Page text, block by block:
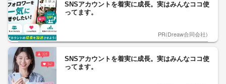
SNSアカウントを着実に成長。実はみんなココ使
ってます。
PR(Dreaw合同会社)
SNSアカウントを着実に成長。実はみんなココ使
ってます。